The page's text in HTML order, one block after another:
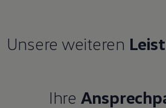
Unsere weiteren
Ihre